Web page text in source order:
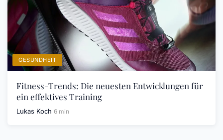
GESUNDHEIT
Fitness-Trends: Die neuesten Entwicklungen für
ein effektives Training
Lukas Koch 6 min